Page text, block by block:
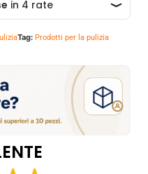
Tag: Prodotti per la pulizia